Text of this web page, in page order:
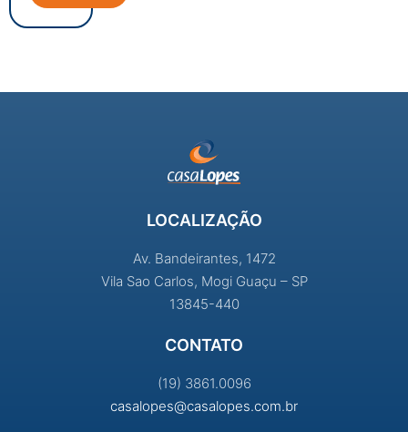
LOCALIZAÇÃO
Av. Bandeirantes, 1472
Vila Sao Carlos, Mogi Guaçu – SP
13845-440
CONTATO
(19) 3861.0096
casalopes@casalopes.com.br